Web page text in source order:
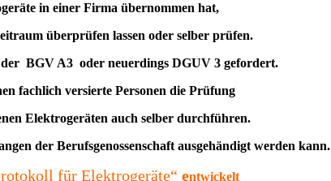
in einer Firma übernommen hat,
überprüfen lassen oder selber prüfen.
der BGV A3 oder neuerdings DGUV 3 gefordert.
fachlich versierte Personen die Prüfung
Elektrogeräten auch selber durchführen.
der Berufsgenossenschaft ausgehändigt werden kann.
für Elektrogeräte“ entwickelt